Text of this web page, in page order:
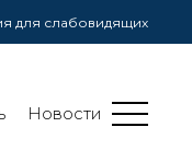
для слабовидящих
Новости